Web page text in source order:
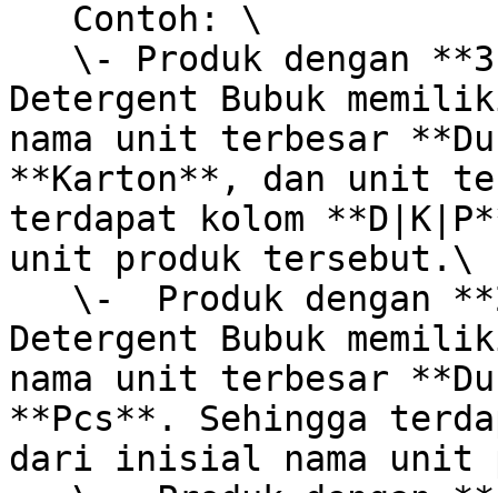
Detergent Bubuk
nama unit terbesar
**Karton**, dan unit
terdapat kolom
unit produk tersebut.\
Detergent Bubuk
nama unit terbesar
**Pcs**. Sehingga
dari inisial nama unit